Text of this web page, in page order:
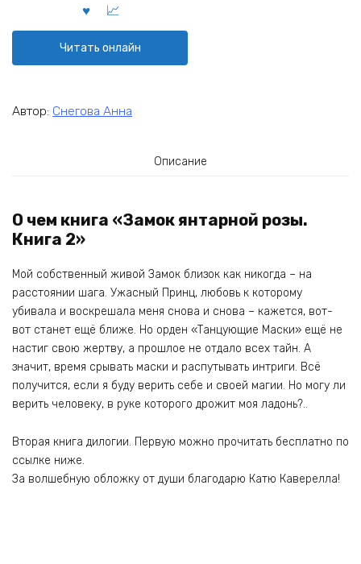
Читать онлайн
Автор: Снегова Анна
Описание
О чем книга «Замок янтарной розы.
Книга 2»
Мой собственный живой Замок близок как никогда – на
расстоянии шага. Ужасный Принц, любовь к которому
убивала и воскрешала меня снова и снова – кажется, вот-
вот станет ещё ближе. Но орден «Танцующие Маски» ещё не
настиг свою жертву, а прошлое не отдало всех тайн. А
значит, время срывать маски и распутывать интриги. Всё
получится, если я буду верить себе и своей магии. Но могу ли
верить человеку, в руке которого дрожит моя ладонь?..
Вторая книга дилогии. Первую можно прочитать бесплатно по
ссылке ниже.
За волшебную обложку от души благодарю Катю Каверелла!